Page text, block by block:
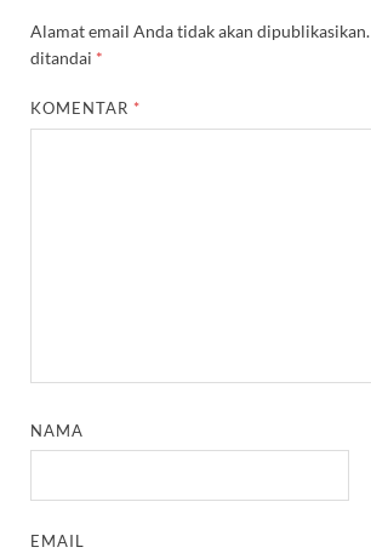
Alamat email Anda tidak akan dipublikasikan.
ditandai *
KOMENTAR *
NAMA
EMAIL